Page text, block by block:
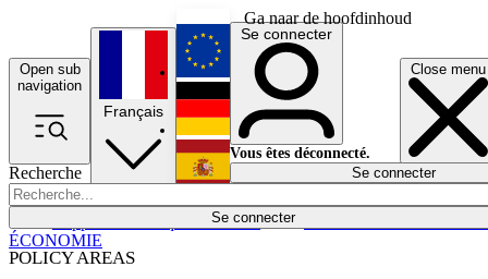
Ga naar de hoofdinhoud
Open sub
navigation
Close menu
Recherche
Se connecter
POLICY AREAS
Économie
Français
English
Deutsch
Español
Se connecter
Vous êtes déconnecté.
Se connecter
ÉCONOMIE